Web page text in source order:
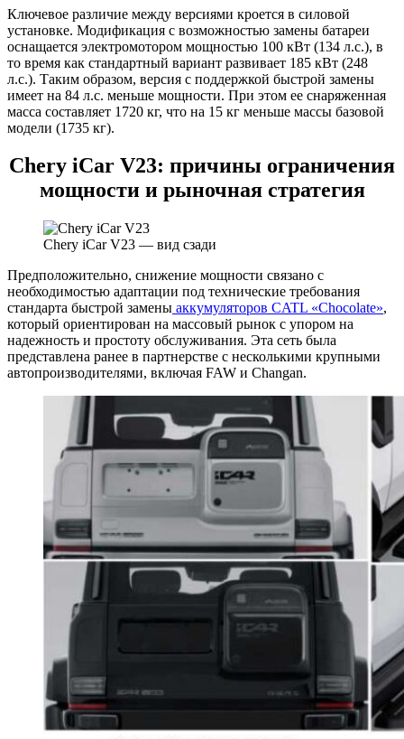
Ключевое различие между версиями кроется в силовой
установке. Модификация с возможностью замены батареи
оснащается электромотором мощностью 100 кВт (134 л.с.), в
то время как стандартный вариант развивает 185 кВт (248
л.с.). Таким образом, версия с поддержкой быстрой замены
имеет на 84 л.с. меньше мощности. При этом ее снаряженная
масса составляет 1720 кг, что на 15 кг меньше массы базовой
модели (1735 кг).
Chery iCar V23: причины ограничения
мощности и рыночная стратегия
Chery iCar V23 — вид сзади
Предположительно, снижение мощности связано с
необходимостью адаптации под технические требования
стандарта быстрой замены аккумуляторов CATL «Chocolate»,
который ориентирован на массовый рынок с упором на
надежность и простоту обслуживания. Эта сеть была
представлена ранее в партнерстве с несколькими крупными
автопроизводителями, включая FAW и Changan.